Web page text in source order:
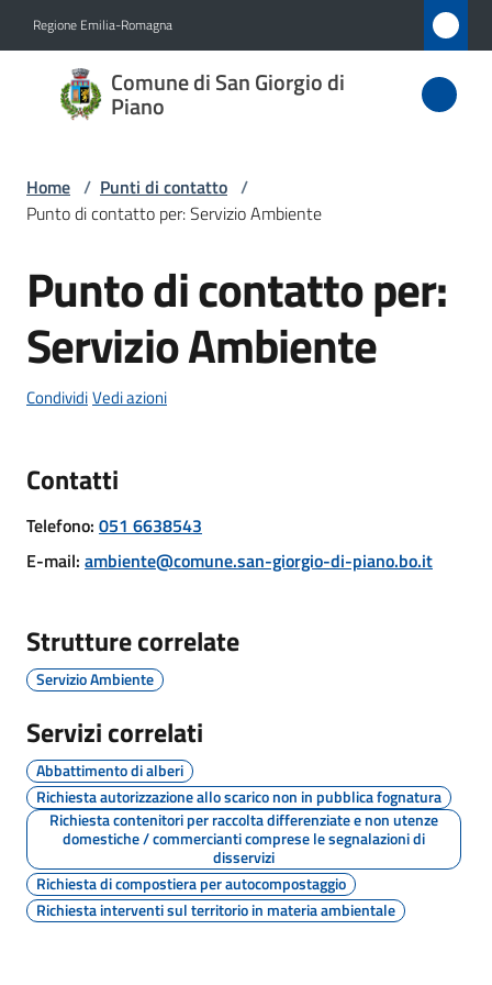
Regione Emilia-Romagna
Comune di San Giorgio di
Piano
Comune
di San
di Piano
Amministrazione
Novità
Servizi
San
di
Piano
Amministrazione
Trasparente
A
l
o
P
r
Home / Punti di contatto /
Punto di contatto per: Servizio Ambiente
Salta al contenuto
Punto di contatto per:
Servizio Ambiente
CondividiVedi azioni
Contatti
Telefono: 051 6638543
E-mail: ambiente@comune.san-giorgio-di-piano.bo.it
Strutture correlate
Servizio Ambiente
Servizi correlati
Abbattimento di alberi
Richiesta autorizzazione allo scarico non in pubblica fognatura
Richiesta contenitori per raccolta differenziate e non utenze
domestiche / commercianti comprese le segnalazioni di
disservizi
Richiesta di compostiera per autocompostaggio
Richiesta interventi sul territorio in materia ambientale